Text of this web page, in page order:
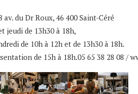
av. du Dr Roux, 46 400 Saint-Céré
jeudi de 13h30 à 18h,
de 10h à 12h et de 13h30 à 18h.
de 15h à 18h.05 65 38 28 08 /